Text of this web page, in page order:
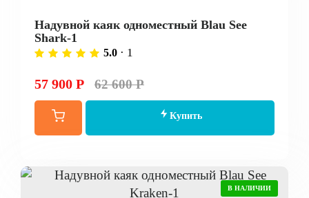
Надувной каяк одноместный Blau See
Shark-1
5.0 · 1
57 900 Р 62 600 Р
Купить
В НАЛИЧИИ